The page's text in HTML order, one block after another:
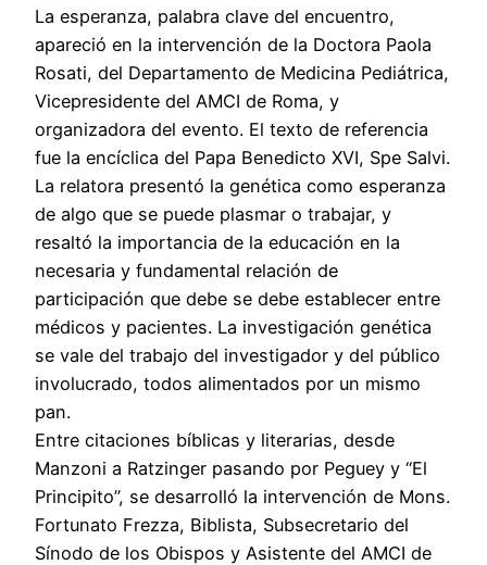
La esperanza, palabra clave del encuentro,
apareció en la intervención de la Doctora Paola
Rosati, del Departamento de Medicina Pediátrica,
Vicepresidente del AMCI de Roma, y
organizadora del evento. El texto de referencia
fue la encíclica del Papa Benedicto XVI, Spe Salvi.
La relatora presentó la genética como esperanza
de algo que se puede plasmar o trabajar, y
resaltó la importancia de la educación en la
necesaria y fundamental relación de
participación que debe se debe establecer entre
médicos y pacientes. La investigación genética
se vale del trabajo del investigador y del público
involucrado, todos alimentados por un mismo
pan.
Entre citaciones bíblicas y literarias, desde
Manzoni a Ratzinger pasando por Peguey y “El
Principito”, se desarrolló la intervención de Mons.
Fortunato Frezza, Biblista, Subsecretario del
Sínodo de los Obispos y Asistente del AMCI de